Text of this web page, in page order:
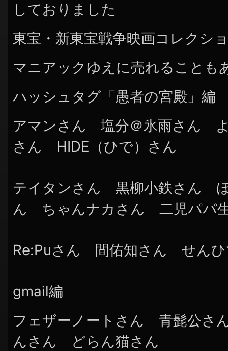
しておりました
東宝・新東宝戦争映画コレクシ
マニアックゆえに売れることも
ハッシュタグ「愚者の宮殿」編
アマンさん 塩分＠氷雨さん
さん HIDE（ひで）さん
テイタンさん 黒柳小鉄さん
ん ちゃんナカさん 二児パパ
Re:Puさん 間佑知さん せんひ
gmail編
フェザーノートさん 青髭公
んさん どらん猫さん